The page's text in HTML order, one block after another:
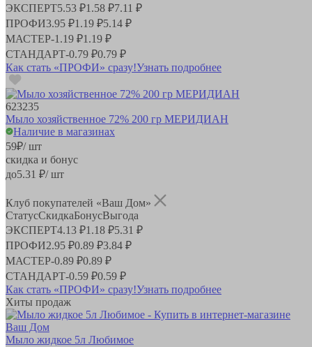
ЭКСПЕРТ5.53 ₽1.58 ₽7.11 ₽
ПРОФИ3.95 ₽1.19 ₽5.14 ₽
МАСТЕР-1.19 ₽1.19 ₽
СТАНДАРТ-0.79 ₽0.79 ₽
Как стать «ПРОФИ» сразу!Узнать подробнее
623235
Мыло хозяйственное 72% 200 гр МЕРИДИАН
Наличие в магазинах
59₽/ шт
скидка и бонус
до5.31 ₽/ шт
Клуб покупателей «Ваш Дом»
СтатусСкидкаБонусВыгода
ЭКСПЕРТ4.13 ₽1.18 ₽5.31 ₽
ПРОФИ2.95 ₽0.89 ₽3.84 ₽
МАСТЕР-0.89 ₽0.89 ₽
СТАНДАРТ-0.59 ₽0.59 ₽
Как стать «ПРОФИ» сразу!Узнать подробнее
Хиты продаж
Мыло жидкое 5л Любимое